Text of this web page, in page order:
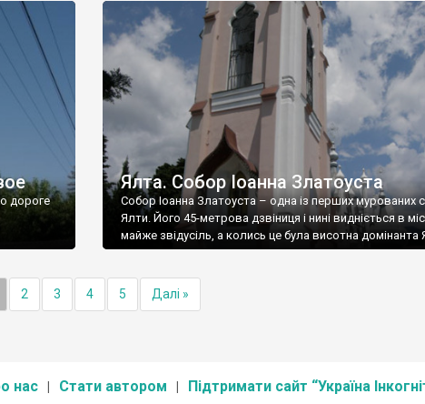
дороге
Ялта. Собор Іоанна Златоуста
Собор Іоанна Златоуста – одна із перших мурованих
Ялти. Його 45-метрова дзвіниця і нині видніється в
майже звідусіль, а колись це була висотна домінанта
2 3 4 5 Далі »
нас Стати автором Підтримати сайт “Україна